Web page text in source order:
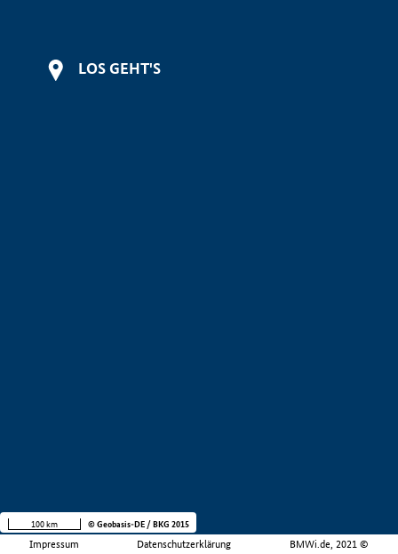
LOS GEHT'S
Impressum Datenschutzerklärung BMWi.de, 2021 ©
100 km © Geobasis-DE / BKG 2015